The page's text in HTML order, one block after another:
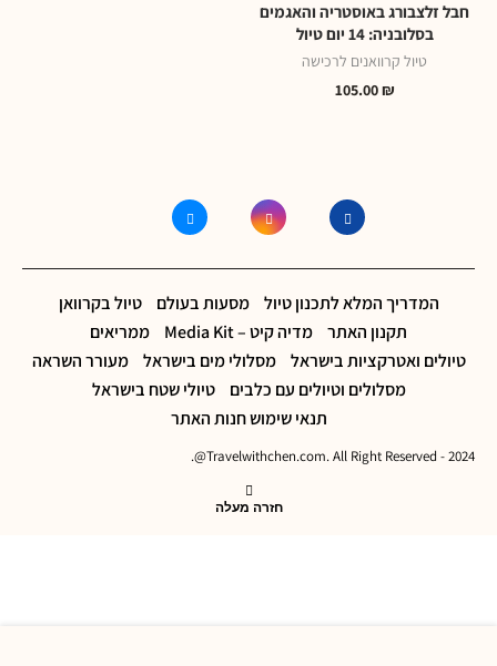
חבל זלצבורג באוסטריה והאגמים
בסלובניה: 14 יום טיול
טיול קרוואנים לרכישה
105.00₪
המדריך המלא לתכנון טיול מסעות בעולם
טיול בקרוואן
תקנון האתר
מדיה קיט – Media Kit
ממריאים
טיולים ואטרקציות בישראל
מסלולי מים בישראל
מעורר השראה
מסלולים וטיולים עם כלבים
טיולי שטח בישראל
תנאי שימוש חנות האתר
2024 - Travelwithchen.com. All Right Reserved@.
חזרה מעלה